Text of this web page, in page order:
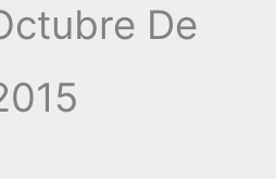
De